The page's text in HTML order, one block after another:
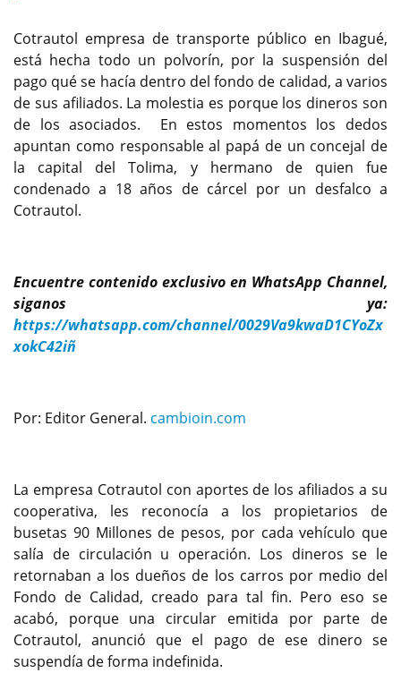
Cotrautol empresa de transporte público en Ibagué,
está hecha todo un polvorín, por la suspensión del
pago qué se hacía dentro del fondo de calidad, a varios
de sus afiliados. La molestia es porque los dineros son
de los asociados. En estos momentos los dedos
apuntan como responsable al papá de un concejal de
la capital del Tolima, y hermano de quien fue
condenado a 18 años de cárcel por un desfalco a
Cotrautol.
Encuentre contenido exclusivo en WhatsApp Channel,
siganos ya:
https://whatsapp.com/channel/0029Va9kwaD1CYoZx
xokC42iñ
Por: Editor General. cambioin.com
La empresa Cotrautol con aportes de los afiliados a su
cooperativa, les reconocía a los propietarios de
busetas 90 Millones de pesos, por cada vehículo que
salía de circulación u operación. Los dineros se le
retornaban a los dueños de los carros por medio del
Fondo de Calidad, creado para tal fin. Pero eso se
acabó, porque una circular emitida por parte de
Cotrautol, anunció que el pago de ese dinero se
suspendía de forma indefinida.